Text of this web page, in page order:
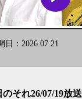
日：2026.07.21
それ26/07/19放送